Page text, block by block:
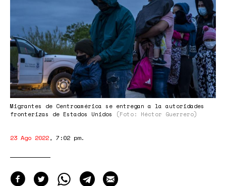
Migrantes de Centroamérica se entregan a la autoridades
fronterizas de Estados Unidos
(Foto: Héctor Guerrero)
23 Ago 2022, 7:02 pm.